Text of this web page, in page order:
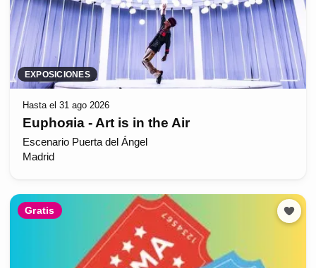
EXPOSICIONES
Hasta el 31 ago 2026
Euphoяia - Art is in the Air
Escenario Puerta del Ángel
Madrid
Gratis